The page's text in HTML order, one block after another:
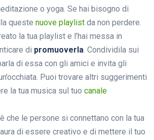
o yoga. Se hai bisogno di
queste nuove playlist da non perdere.
la tua playlist e l’hai messa in
di promuoverla. Condividila sui
di essa con gli amici e invita gli
Puoi trovare altri suggerimenti
la tua musica sul tuo canale
che le persone si connettano con la tua
di essere creativo e di mettere il tuo